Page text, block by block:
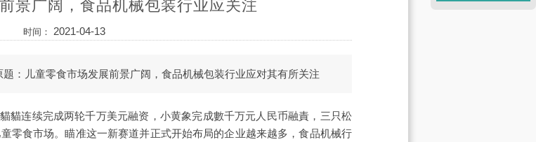
景广阔，食品机械包装行业应关注
时间： 2021-04-13
：儿童零食市场发展前景广阔，食品机械包装行业应对其有所关注
貓连续完成两轮千万美元融资，小黄象完成數千万元人民币融責，三只松
零食市场。瞄准这一新赛道并正式开始布局的企业越来越多，食品机械行